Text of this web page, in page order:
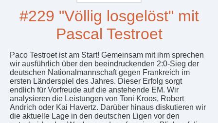
#229 "Völlig losgelöst" mit
Pascal Testroet
Paco Testroet ist am Start! Gemeinsam mit ihm sprechen
wir ausführlich über den beeindruckenden 2:0-Sieg der
deutschen Nationalmannschaft gegen Frankreich im
ersten Länderspiel des Jahres. Dieser Erfolg sorgt
endlich für Vorfreude auf die anstehende EM. Wir
analysieren die Leistungen von Toni Kroos, Robert
Andrich oder Kai Havertz. Darüber hinaus diskutieren wir
die aktuelle Lage in den deutschen Ligen vor den